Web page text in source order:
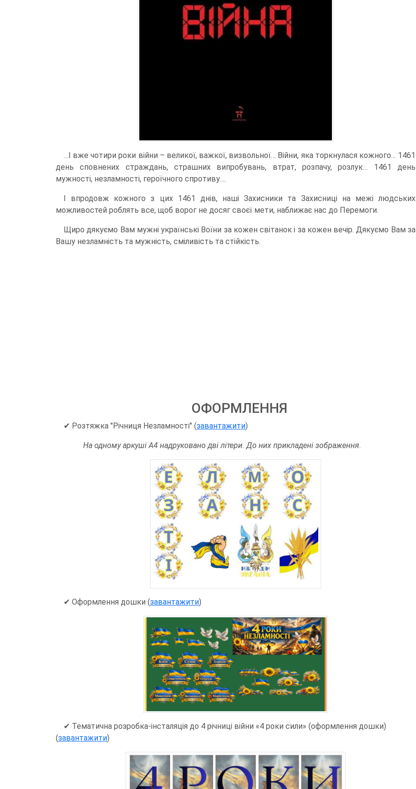
…І вже чотири роки війни – великої, важкої, визвольної… Війни, яка торкнулася кожного… 1461
день сповнених страждань, страшних випробувань, втрат, розпачу, розлук… 1461 день
мужності, незламності, героїчного спротиву….
І впродовж кожного з цих 1461 днів, наші Захисники та Захисниці на межі людських
можливостей роблять все, щоб ворог не досяг своєї мети, наближає нас до Перемоги.
Щиро дякуємо Вам мужні українські Воїни за кожен світанок і за кожен вечір. Дякуємо Вам за
Вашу незламність та мужність, сміливість та стійкість.
ОФОРМЛЕННЯ
✔ Розтяжка "Річниця Незламності" (завантажити)
На одному аркуші А4 надруковано дві літери. До них прикладені зображення.
✔ Оформлення дошки (завантажити)
✔ Тематична розробка-інсталяція до 4 річниці війни «4 роки сили» (оформлення дошки)
(завантажити)